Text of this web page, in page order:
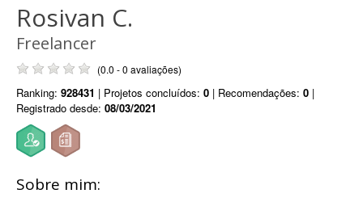
Rosivan C.
Freelancer
(0.0 - 0 avaliações)
Ranking: 928431 | Projetos concluídos: 0 | Recomendações: 0 |
Registrado desde: 08/03/2021
Sobre mim: